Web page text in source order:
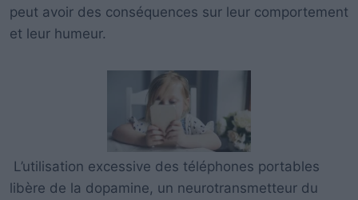
peut avoir des conséquences sur leur comportement
et leur humeur.
L’utilisation excessive des téléphones portables
libère de la dopamine, un neurotransmetteur du